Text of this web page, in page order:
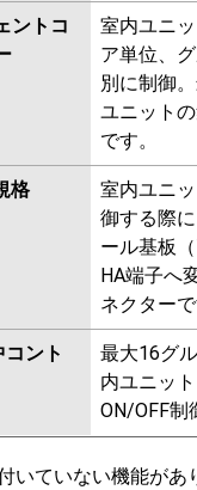
ントコ
室内ユニ
ア単位、
別に制御
ユニット
です。
格
室内ユニ
御する際
ール基板
HA端子へ
ネクターで
ント
最大16グ
内ユニッ
ON/OFF制
いていない機能があ